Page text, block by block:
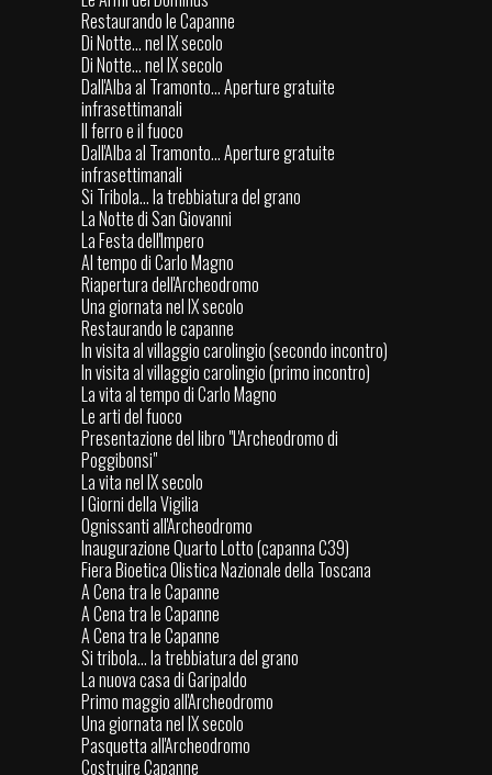
Restaurando le Capanne
Di Notte... nel IX secolo
Di Notte... nel IX secolo
Dall'Alba al Tramonto... Aperture gratuite
infrasettimanali
Il ferro e il fuoco
Dall'Alba al Tramonto... Aperture gratuite
infrasettimanali
Si Tribola... la trebbiatura del grano
La Notte di San Giovanni
La Festa dell'Impero
Al tempo di Carlo Magno
Riapertura dell'Archeodromo
Una giornata nel IX secolo
Restaurando le capanne
In visita al villaggio carolingio (secondo incontro)
In visita al villaggio carolingio (primo incontro)
La vita al tempo di Carlo Magno
Le arti del fuoco
Presentazione del libro "L'Archeodromo di
Poggibonsi"
La vita nel IX secolo
I Giorni della Vigilia
Ognissanti all'Archeodromo
Inaugurazione Quarto Lotto (capanna C39)
Fiera Bioetica Olistica Nazionale della Toscana
A Cena tra le Capanne
A Cena tra le Capanne
A Cena tra le Capanne
Si tribola... la trebbiatura del grano
La nuova casa di Garipaldo
Primo maggio all'Archeodromo
Una giornata nel IX secolo
Pasquetta all'Archeodromo
Costruire Capanne